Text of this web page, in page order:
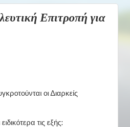
Επιτροπή για
οι Διαρκείς
τις εξής: